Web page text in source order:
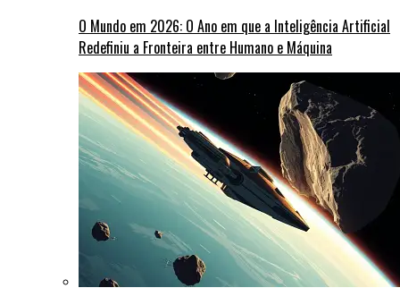
O Mundo em 2026: O Ano em que a Inteligência Artificial
Redefiniu a Fronteira entre Humano e Máquina